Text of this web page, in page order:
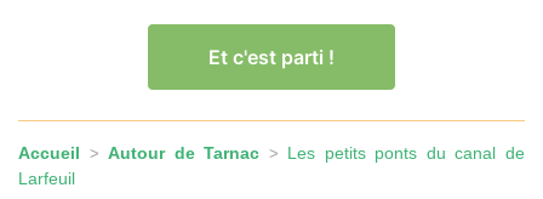
Et c'est parti !
Accueil >Autour de Tarnac > Les petits ponts du canal de
Larfeuil